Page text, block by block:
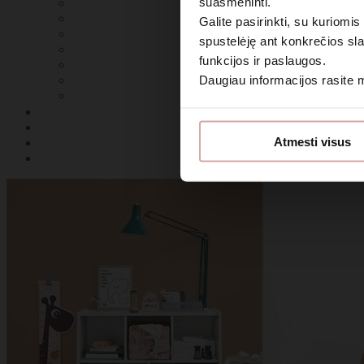
Galite pasirinkti, su
spustelėję ant konkrečios
funkcijos ir paslaugos.
Daugiau informacijos rasite
Atmesti visus
Daugiau